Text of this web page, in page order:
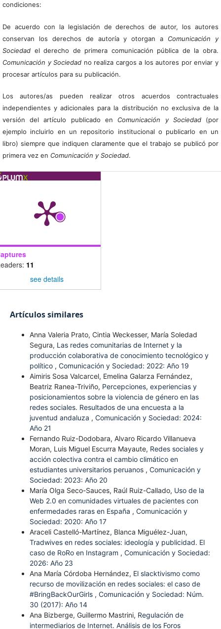
condiciones:
De acuerdo con la legislación de derechos de autor, los autores
conservan los derechos de autoría y otorgan a Comunicación y
Sociedadel derecho de primera comunicación pública de la obra.
Comunicación y Sociedad no realiza cargos a los autores por enviar y
procesar artículos para su publicación.
Los autores/as pueden realizar otros acuerdos contractuales
independientes y adicionales para la distribución no exclusiva de la
versión del artículo publicado en Comunicación y Sociedad(por
ejemplo incluirlo en un repositorio institucional o publicarlo en un
libro) siempre que indiquen claramente que el trabajo se publicó por
primera vez en Comunicación y Sociedad.
11
see details
Artículos similares
Anna Valeria Prato, Cintia Weckesser, María Soledad
Segura, Las redes comunitarias de Internet y la
producción colaborativa de conocimiento tecnológico y
político , Comunicación y Sociedad: 2022: Año 19
Aimiris Sosa Valcarcel, Emelina Galarza Fernández,
Beatriz Ranea-Triviño, Percepciones, experiencias y
posicionamientos sobre la violencia de género en las
redes sociales. Resultados de una encuesta a la
juventud andaluza , Comunicación y Sociedad: 2024:
Año 21
Fernando Ruiz-Dodobara, Alvaro Ricardo Villanueva
Moran, Luis Miguel Escurra Mayaute, Redes sociales y
acción colectiva contra el cambio climático en
estudiantes universitarios peruanos , Comunicación y
Sociedad: 2023: Año 20
María Olga Seco-Sauces, Raúl Ruiz-Callado, Uso de la
Web 2.0 en comunidades virtuales de pacientes con
enfermedades raras en España , Comunicación y
Sociedad: 2020: Año 17
Araceli Castelló-Martínez, Blanca Miguélez-Juan,
Tradwives en redes sociales: ideología y publicidad. El
caso de RoRo en Instagram , Comunicación y Sociedad:
2026: Año 23
Ana María Córdoba Hernández, El slacktivismo como
recurso de movilización en redes sociales: el caso de
#BringBackOurGirls , Comunicación y Sociedad: Núm.
30 (2017): Año 14
Ana Bizberge, Guillermo Mastrini, Regulación de
intermediarios de Internet. Análisis de los Foros